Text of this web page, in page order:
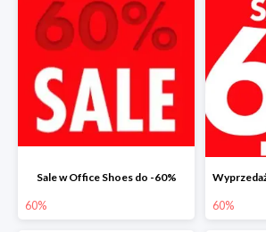
Sale w Office Shoes do -60%
60% 60%